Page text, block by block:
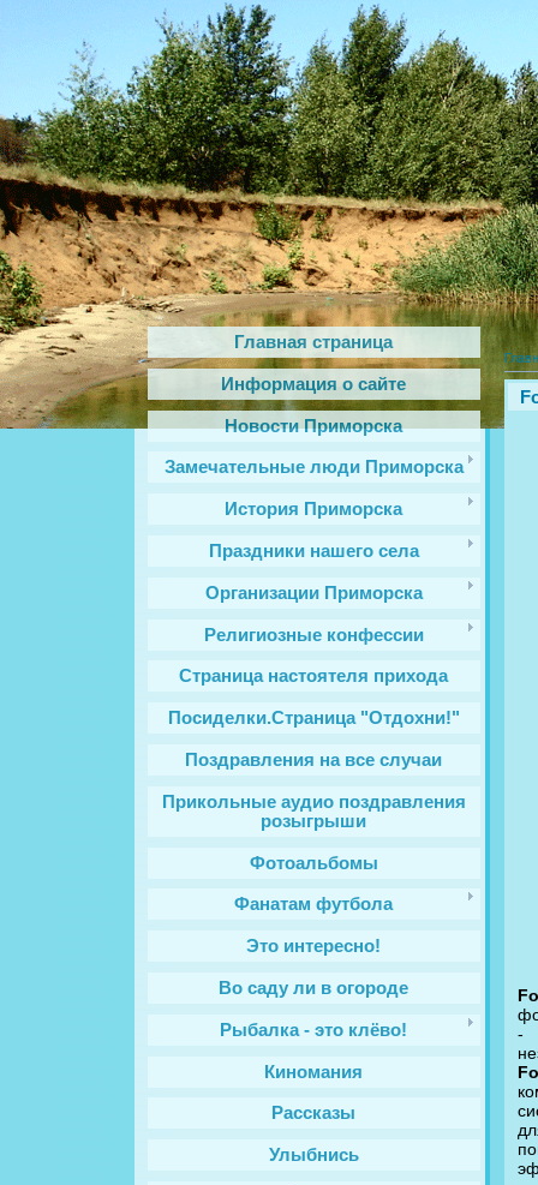
Главная страница
Информация о сайте
Новости Приморска
Замечательные люди Приморска
История Приморска
Праздники нашего села
Организации Приморска
Религиозные конфессии
Cтраница настоятеля прихода
Посиделки.Страница "Отдохни!"
Поздравления на все случаи
Прикольные аудио поздравления
розыгрыши
Фотоальбомы
Фанатам футбола
Это интересно!
Во саду ли в огороде
Рыбалка - это клёво!
Киномания
Рассказы
Улыбнись
-